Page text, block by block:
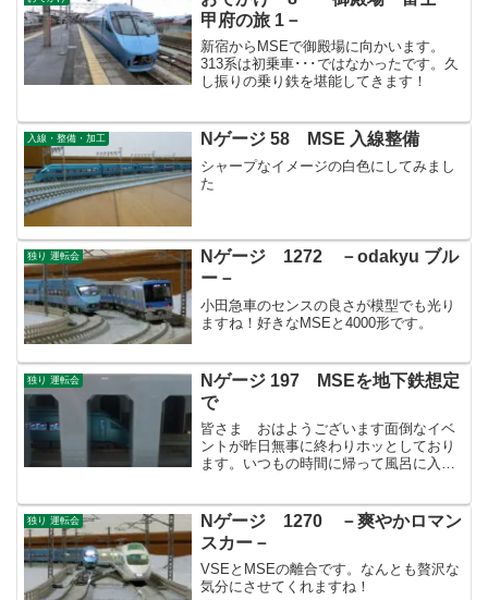
甲府の旅 1－
新宿からMSEで御殿場に向かいます。
313系は初乗車･･･ではなかったです。久
し振りの乗り鉄を堪能してきます！
入線・整備・加工 Nゲージ 58 MSE 入線整備
シャープなイメージの白色にしてみまし
た
独り 運転会
Nゲージ 1272 －odakyu ブル
ー－
小田急車のセンスの良さが模型でも光り
ますね！好きなMSEと4000形です。
独り 運転会
Nゲージ 197 MSEを地下鉄想定
で
皆さま おはようございます面倒なイベ
ントが昨日無事に終わりホッとしており
ます。いつもの時間に帰って風呂に入
間であります。いつものように鉄分補給
ですね！6000と600...
独り 運転会
Nゲージ 1270 －爽やかロマン
スカー－
VSEとMSEの離合です。なんとも贅沢な
気分にさせてくれますね！